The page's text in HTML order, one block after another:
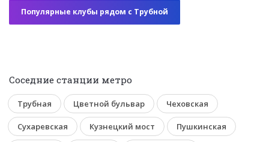
Популярные клубы рядом с Трубной
Соседние станции метро
Трубная Цветной бульвар Чеховская
Сухаревская Кузнецкий мост Пушкинская